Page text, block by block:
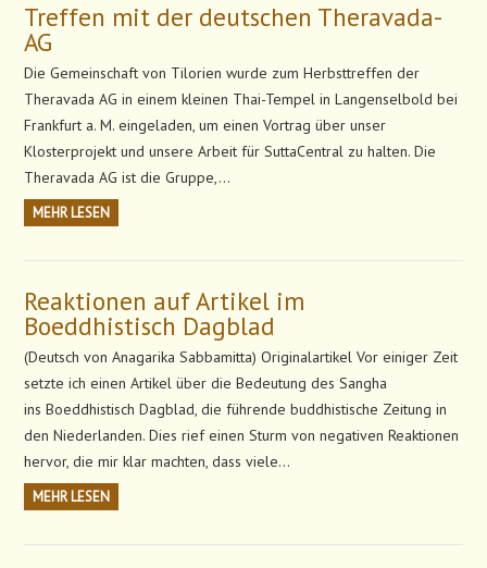
Treffen mit der deutschen Theravada-
AG
Die Gemeinschaft von Tilorien wurde zum Herbsttreffen der
Theravada AG in einem kleinen Thai-Tempel in Langenselbold bei
Frankfurt a. M. eingeladen, um einen Vortrag über unser
Klosterprojekt und unsere Arbeit für SuttaCentral zu halten. Die
Theravada AG ist die Gruppe,…
MEHR LESEN
Reaktionen auf Artikel im
Boeddhistisch Dagblad
(Deutsch von Anagarika Sabbamitta) Originalartikel Vor einiger Zeit
setzte ich einen Artikel über die Bedeutung des Sangha
ins Boeddhistisch Dagblad, die führende buddhistische Zeitung in
den Niederlanden. Dies rief einen Sturm von negativen Reaktionen
hervor, die mir klar machten, dass viele…
MEHR LESEN